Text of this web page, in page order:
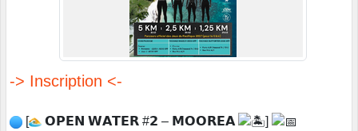
-> Inscription <-
[ 𝗢𝗣𝗘𝗡 𝗪𝗔𝗧𝗘𝗥 #𝟮 – 𝗠𝗢𝗢𝗥𝗘𝗔
]